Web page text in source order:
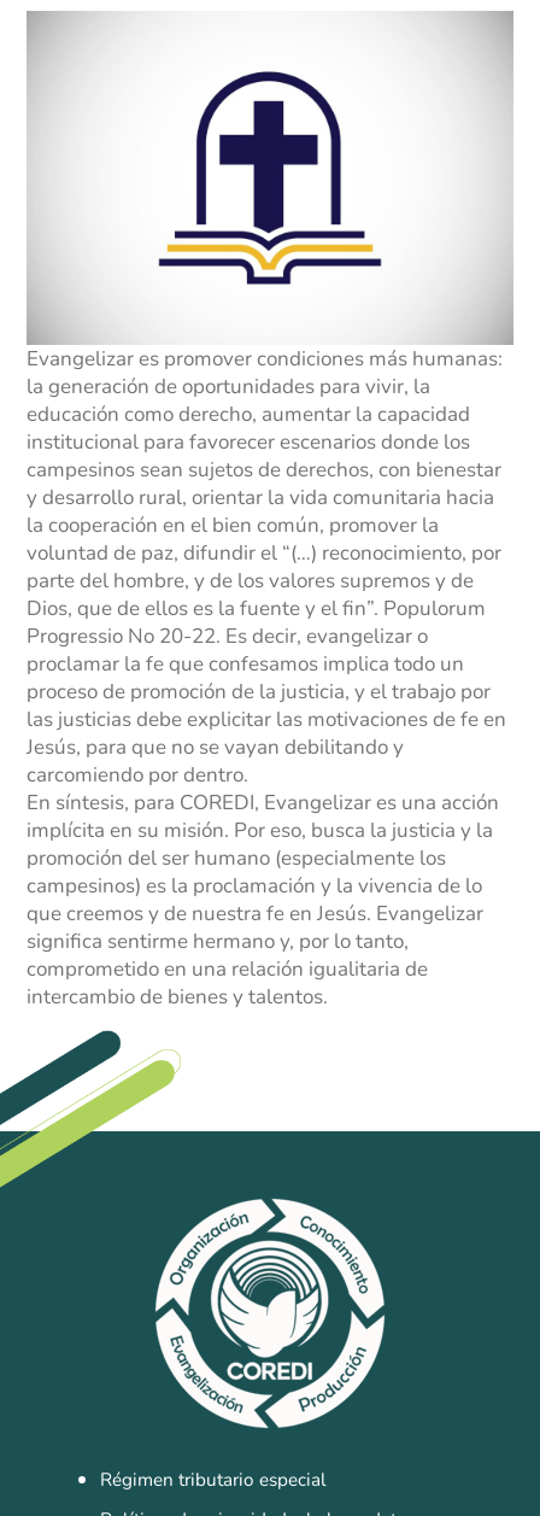
Evangelizar es promover condiciones más humanas:
la generación de oportunidades para vivir, la
educación como derecho, aumentar la capacidad
institucional para favorecer escenarios donde los
campesinos sean sujetos de derechos, con bienestar
y desarrollo rural, orientar la vida comunitaria hacia
la cooperación en el bien común, promover la
voluntad de paz, difundir el “(…) reconocimiento, por
parte del hombre, y de los valores supremos y de
Dios, que de ellos es la fuente y el fin”. Populorum
Progressio No 20-22. Es decir, evangelizar o
proclamar la fe que confesamos implica todo un
proceso de promoción de la justicia, y el trabajo por
las justicias debe explicitar las motivaciones de fe en
Jesús, para que no se vayan debilitando y
carcomiendo por dentro.
En síntesis, para COREDI, Evangelizar es una acción
implícita en su misión. Por eso, busca la justicia y la
promoción del ser humano (especialmente los
campesinos) es la proclamación y la vivencia de lo
que creemos y de nuestra fe en Jesús. Evangelizar
significa sentirme hermano y, por lo tanto,
comprometido en una relación igualitaria de
intercambio de bienes y talentos.
Régimen tributario especial